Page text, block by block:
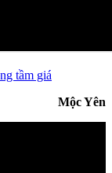
tầm giá
Mộc Yên